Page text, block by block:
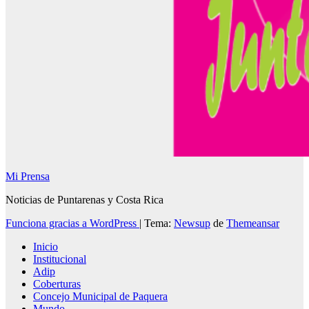
Mi Prensa
Noticias de Puntarenas y Costa Rica
Funciona gracias a WordPress | Tema: Newsup de Themeansar
Inicio
Institucional
Adip
Coberturas
Concejo Municipal de Paquera